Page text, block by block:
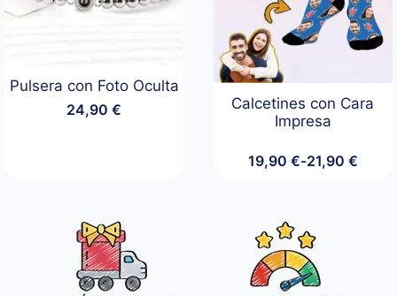
Pulsera con Foto Oculta
24,90€
Calcetines con Cara
Impresa
19,90 €-21,90 €
Rango
19,90 €
hasta
21,90 €